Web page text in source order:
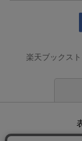
楽天ブックス